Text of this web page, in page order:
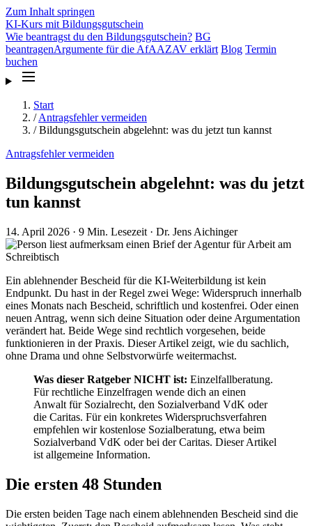
Zum Inhalt springen
KI-Kurs mit Bildungsgutschein
Wie beantragst du den Bildungsgutschein? BG
beantragenArgumente für die AfAAZAV erklärt Blog Termin
buchen
Start
/ Antragsfehler vermeiden
/ Bildungsgutschein abgelehnt: was du jetzt tun kannst
Antragsfehler vermeiden
Bildungsgutschein abgelehnt: was du jetzt
tun kannst
14. April 2026 · 9 Min. Lesezeit · Dr. Jens Aichinger
Ein ablehnender Bescheid für die KI-Weiterbildung ist kein
Endpunkt. Du hast in der Regel zwei Wege: Widerspruch innerhalb
eines Monats nach Bescheid, schriftlich und kostenfrei. Oder einen
neuen Antrag, wenn sich deine Situation oder deine Argumentation
verändert hat. Beide Wege sind rechtlich vorgesehen, beide
funktionieren in der Praxis. Dieser Artikel zeigt, wie du sachlich,
ohne Drama und ohne Selbstvorwürfe weitermachst.
Was dieser Ratgeber NICHT ist: Einzelfallberatung.
Für rechtliche Einzelfragen wende dich an einen
Anwalt für Sozialrecht, den Sozialverband VdK oder
die Caritas. Für ein konkretes Widerspruchsverfahren
empfehlen wir kostenlose Sozialberatung, etwa beim
Sozialverband VdK oder bei der Caritas. Dieser Artikel
ist allgemeine Information.
Die ersten 48 Stunden
Die ersten beiden Tage nach einem ablehnenden Bescheid sind die